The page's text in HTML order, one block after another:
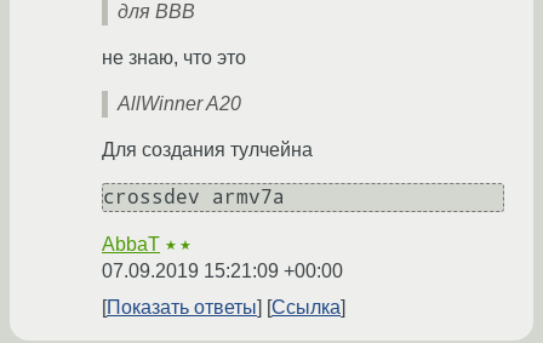
для BBB
не знаю, что это
AllWinner A20
Для создания тулчейна
crossdev armv7a
AbbaT ★★
07.09.2019 15:21:09 +00:00
Показать ответы
Ссылка